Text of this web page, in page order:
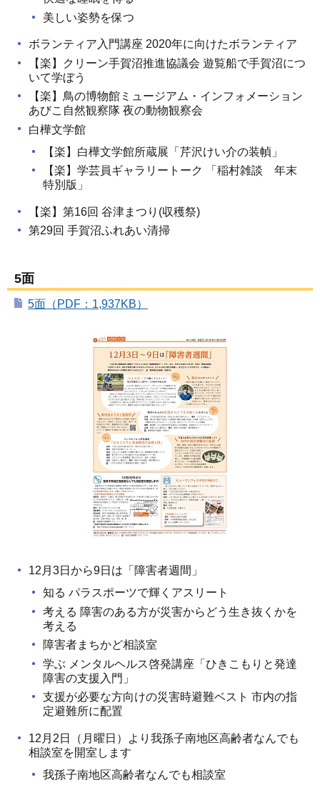
美しい姿勢を保つ
ボランティア入門講座 2020年に向けたボランティア
【楽】クリーン手賀沼推進協議会 遊覧船で手賀沼につ
いて学ぼう
【楽】鳥の博物館ミュージアム・インフォメーション
あびこ自然観察隊 夜の動物観察会
白樺文学館
【楽】白樺文学館所蔵展「芹沢けい介の装幀」
【楽】学芸員ギャラリートーク 「稲村雑談 年末
特別版」
【楽】第16回 谷津まつり(収穫祭)
第29回 手賀沼ふれあい清掃
5面
5面（PDF：1,937KB）
12月3日から9日は「障害者週間」
知る パラスポーツで輝くアスリート
考える 障害のある方が災害からどう生き抜くかを
考える
障害者まちかど相談室
学ぶ メンタルヘルス啓発講座「ひきこもりと発達
障害の支援入門」
支援が必要な方向けの災害時避難ベスト 市内の指
定避難所に配置
12月2日（月曜日）より我孫子南地区高齢者なんでも
相談室を開室します
我孫子南地区高齢者なんでも相談室